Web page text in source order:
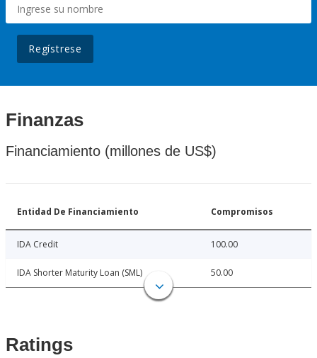
Regístrese
Finanzas
Financiamiento (millones de US$)
Entidad De Financiamiento Compromisos
IDA Credit 100.00
IDA Shorter Maturity Loan (SML) 50.00
Ratings